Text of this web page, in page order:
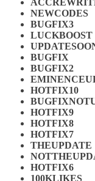
NEWCODES
BUGFIX3
LUCKBOOST
BUGFIX
BUGFIX2
HOTFIX10
HOTFIX9
HOTFIX8
HOTFIX7
THEUPDATE
HOTFIX6
100KLIKES